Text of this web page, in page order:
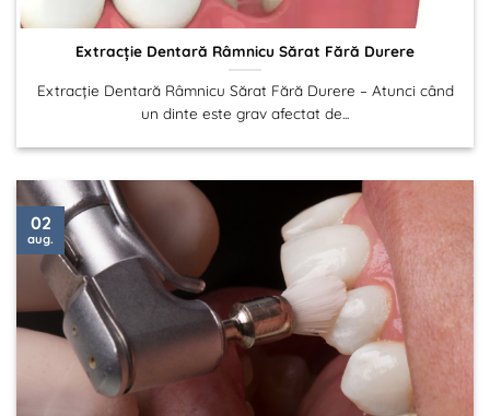
Extracție Dentară Râmnicu Sărat Fără Durere
Extracție Dentară Râmnicu Sărat Fără Durere – Atunci când
un dinte este grav afectat de...
02
aug.